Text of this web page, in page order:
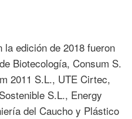
edición de 2018 fueron
Biotecología, Consum S.
2011 S.L., UTE Cirtec,
S.L., Energy
del Caucho y Plástico